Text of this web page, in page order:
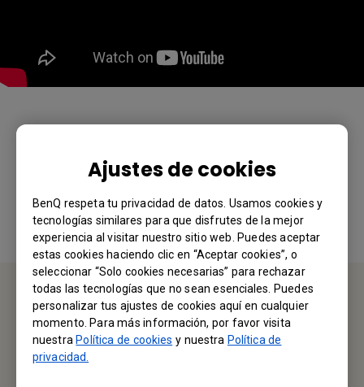
Ajustes de cookies
BenQ respeta tu privacidad de datos. Usamos cookies y
tecnologías similares para que disfrutes de la mejor
experiencia al visitar nuestro sitio web. Puedes aceptar
estas cookies haciendo clic en “Aceptar cookies”, o
seleccionar “Solo cookies necesarias” para rechazar
todas las tecnologías que no sean esenciales. Puedes
personalizar tus ajustes de cookies aquí en cualquier
momento. Para más información, por favor visita
nuestra Política de cookies y nuestra Política de
privacidad.
CONTÁCTENOS